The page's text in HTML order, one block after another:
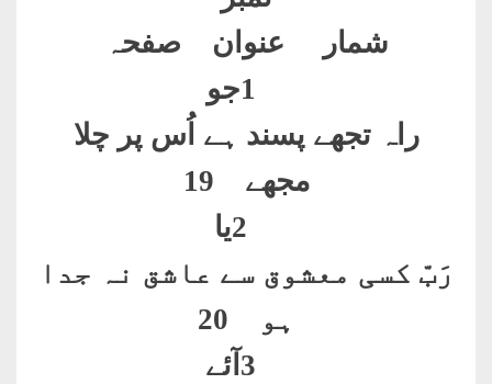
شمار عنوان صفحہ
1جو
راہ تجھے پسند ہے اُس پر چلا
مجھے 19
2یا
رَبّ کسی معشوق سے عاشق نہ جدا
ہو 20
3 آئے